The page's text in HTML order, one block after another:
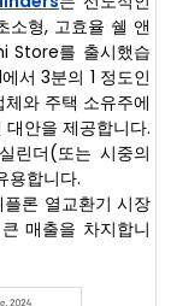
소형, 고효율 쉘 앤
Store를 출시했습
서 3분의 1 정도인
와 주택 소유주에
안을 제공합니다.
린더(또는 시중의
용합니다.
론 열교환기 시장
매출을 차지합니